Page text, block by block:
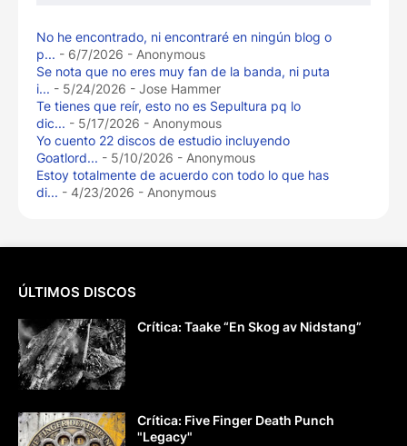
No he encontrado, ni encontraré en ningún blog o
p... - 6/7/2026 - Anonymous
Se nota que no eres muy fan de la banda, ni puta
i... - 5/24/2026 - Jose Hammer
Te tienes que reír, esto no es Sepultura pq lo
dic... - 5/17/2026 - Anonymous
Yo cuento 22 discos de estudio incluyendo
Goatlord... - 5/10/2026 - Anonymous
Estoy totalmente de acuerdo con todo lo que has
di... - 4/23/2026 - Anonymous
ÚLTIMOS DISCOS
Crítica: Taake “En Skog av Nidstang”
Crítica: Five Finger Death Punch
"Legacy"